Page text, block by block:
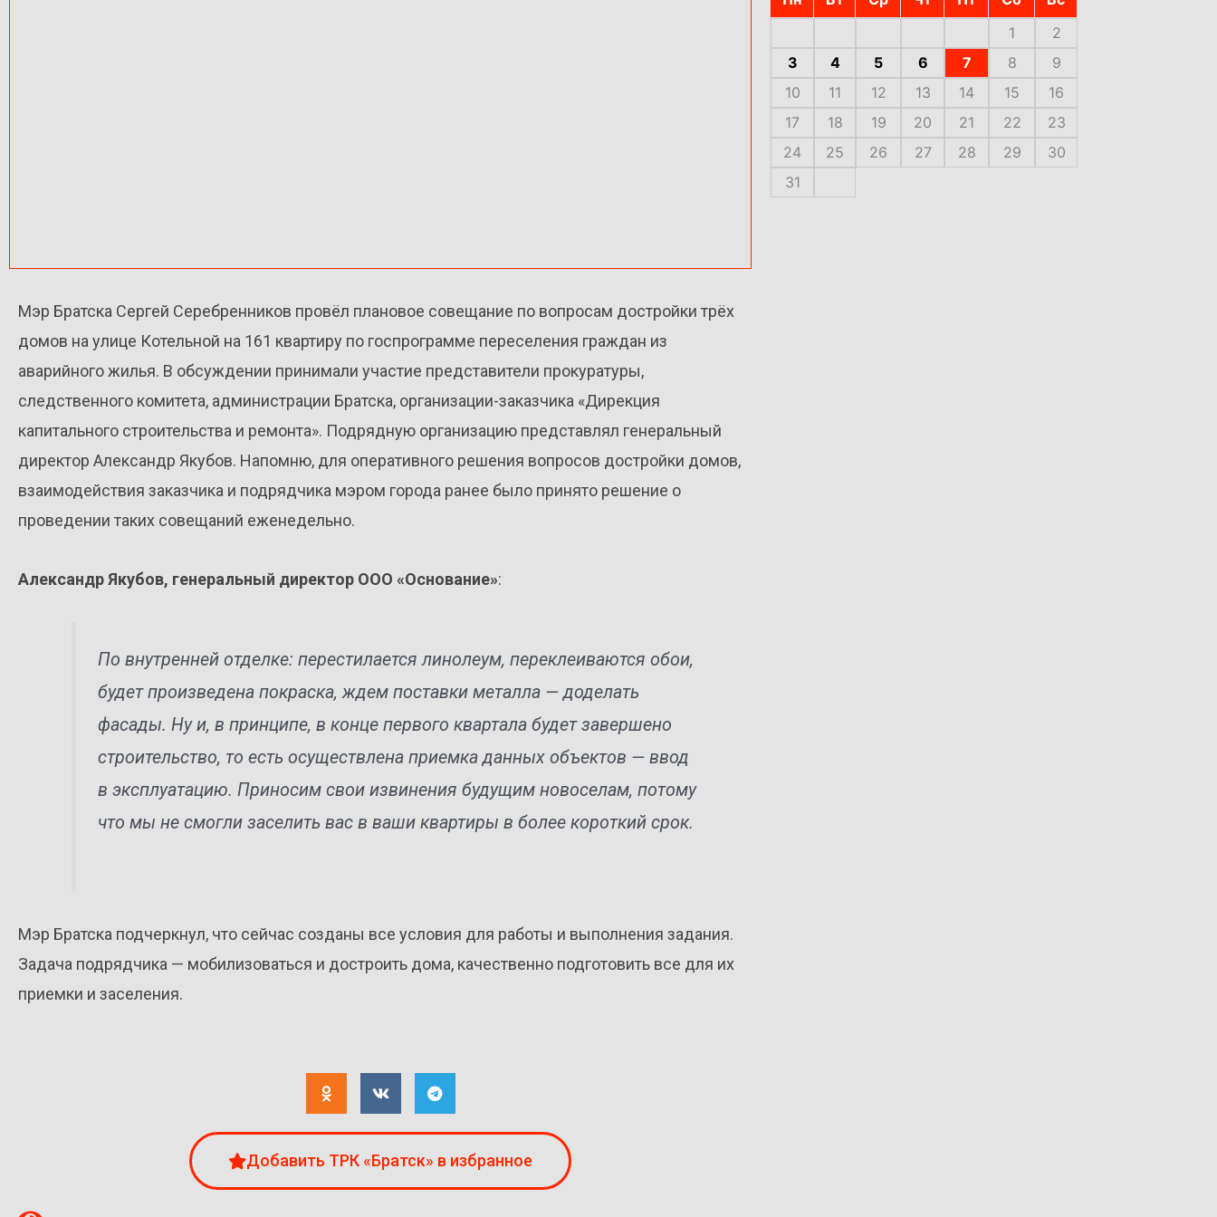
Мэр Братска Сергей Серебренников провёл плановое совещание по вопросам достройки трёх
домов на улице Котельной на 161 квартиру по госпрограмме переселения граждан из
аварийного жилья. В обсуждении принимали участие представители прокуратуры,
следственного комитета, администрации Братска, организации-заказчика «Дирекция
капитального строительства и ремонта». Подрядную организацию представлял генеральный
директор Александр Якубов. Напомню, для оперативного решения вопросов достройки домов,
взаимодействия заказчика и подрядчика мэром города ранее было принято решение о
проведении таких совещаний еженедельно.
Александр Якубов, генеральный директор ООО «Основание»:
По внутренней отделке: перестилается линолеум, переклеиваются обои,
будет произведена покраска, ждем поставки металла — доделать
фасады. Ну и, в принципе, в конце первого квартала будет завершено
строительство, то есть осуществлена приемка данных объектов — ввод
в эксплуатацию. Приносим свои извинения будущим новоселам, потому
что мы не смогли заселить вас в ваши квартиры в более короткий срок.
Мэр Братска подчеркнул, что сейчас созданы все условия для работы и выполнения задания.
Задача подрядчика — мобилизоваться и достроить дома, качественно подготовить все для их
приемки и заселения.
Добавить ТРК «Братск» в избранное
1
2
3
4 5 6 7 8
9
10
11 12 13 14 15
16
17
18 19 20 21 22
23
24
25 26 27 28 29
30
31